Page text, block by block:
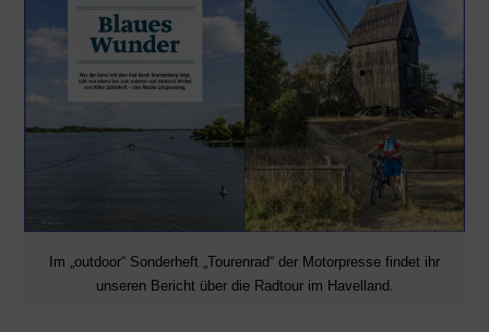
Im „outdoor“ Sonderheft „Tourenrad“ der Motorpresse findet ihr
unseren Bericht über die Radtour im Havelland.